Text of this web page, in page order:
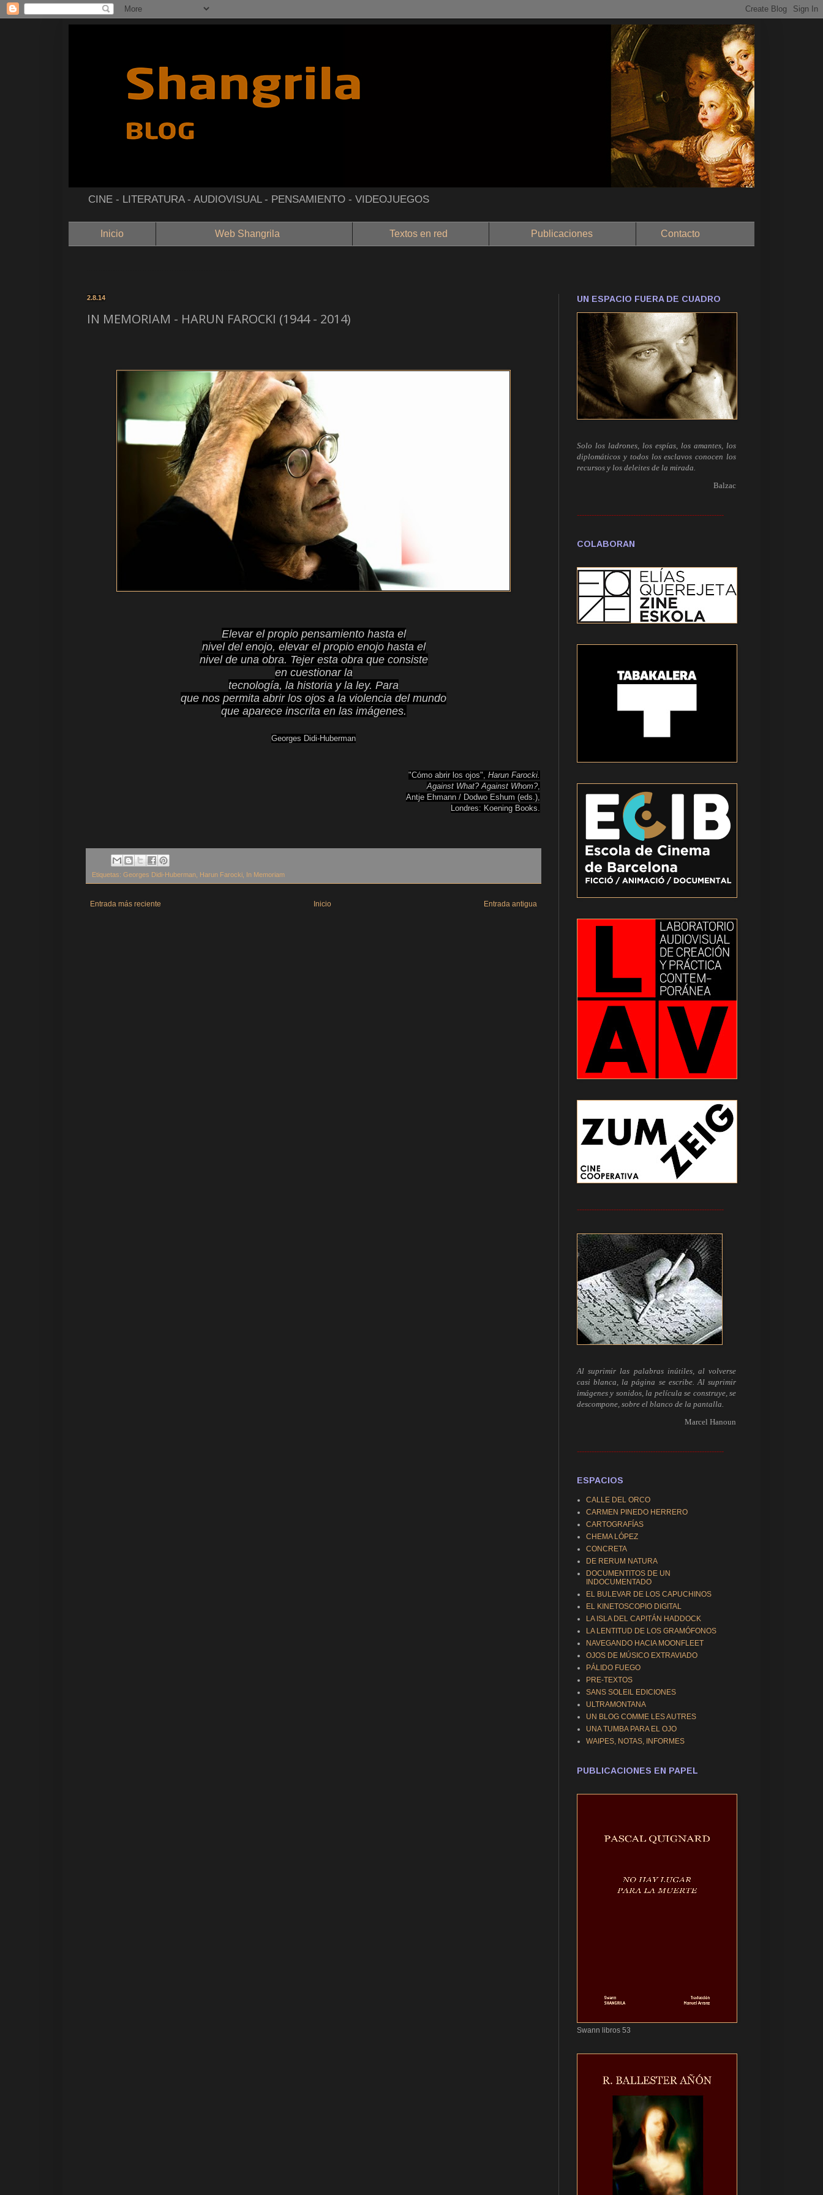
CINE - LITERATURA - AUDIOVISUAL - PENSAMIENTO - VIDEOJUEGOS
Inicio Web Shangrila Textos en red Publicaciones Contacto
2.8.14
IN MEMORIAM - HARUN FAROCKI (1944 - 2014)
Elevar el propio pensamiento hasta el
nivel del enojo, elevar el propio enojo hasta el
nivel de una obra. Tejer esta obra que consiste
en cuestionar la
tecnología, la historia y la ley. Para
que nos permita abrir los ojos a la violencia del mundo
que aparece inscrita en las imágenes.
Georges Didi-Huberman
"Cómo abrir los ojos", Harun Farocki.
Against What? Against Whom?
Antje Ehmann / Dodwo Eshum (eds.),
Londres: Koening Books.
Etiquetas: Georges Didi-Huberman Harun Farocki In Memoriam
Entrada más reciente Entrada antigua
Inicio
UN ESPACIO FUERA DE CUADRO
Solo los ladrones, los espías, los amantes, los
diplomáticos y todos los esclavos conocen los
recursos y los deleites de la mirada.
Balzac
------------------------------------------------------------
COLABORAN
------------------------------------------------------------
Al suprimir las palabras inútiles, al volverse
casi blanca, la página se escribe. Al suprimir
imágenes y sonidos, la película se construye, se
descompone, sobre el blanco de la pantalla.
Marcel Hanoun
------------------------------------------------------------
ESPACIOS
CALLE DEL ORCO
CARMEN PINEDO HERRERO
CARTOGRAFÍAS
CHEMA LÓPEZ
CONCRETA
DE RERUM NATURA
DOCUMENTITOS DE UN
INDOCUMENTADO
EL BULEVAR DE LOS CAPUCHINOS
EL KINETOSCOPIO DIGITAL
LA ISLA DEL CAPITÁN HADDOCK
LA LENTITUD DE LOS GRAMÓFONOS
NAVEGANDO HACIA MOONFLEET
OJOS DE MÚSICO EXTRAVIADO
PÁLIDO FUEGO
PRE-TEXTOS
SANS SOLEIL EDICIONES
ULTRAMONTANA
UN BLOG COMME LES AUTRES
UNA TUMBA PARA EL OJO
WAIPES, NOTAS, INFORMES
PUBLICACIONES EN PAPEL
Swann libros 53